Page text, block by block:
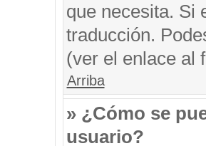
que necesita. Si
traducción.
(ver el enlace al
Arriba
» ¿Cómo se
usuario?